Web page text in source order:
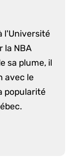
l'Université
la NBA
sa plume, il
avec le
popularité